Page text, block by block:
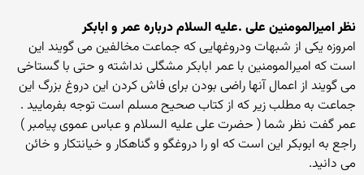
نظر امیرالمومنین علی .علیه السلام درباره عمر و ابابکر
امروزه یکی از شبهات ودروغهایی که جماعت مخالفین می گویند این
است که امیرالمومنین با عمر ابابکر مشگلی نداشته و حتی با گستاخی
می گویند از اعمال آنها راضی بودن برای فاش کردن این دروغ بزرگ این
جماعت به مطلب زیر که از کتاب صحیح مسلم است توجه بفرمایید .
عمر گفت نظر شما ( حضرت علی علیه السلام و عباس عموی پیامبر )
راجع به ابوبکر این است که او را دروغگو و گناهکار و خیانتکار و خائن
می دانید.